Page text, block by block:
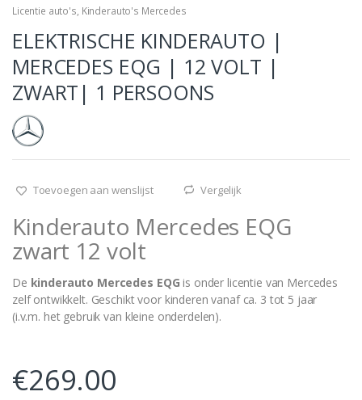
Licentie auto's, Kinderauto's Mercedes
ELEKTRISCHE KINDERAUTO |
MERCEDES EQG | 12 VOLT |
ZWART| 1 PERSOONS
Toevoegen aan wenslijst Vergelijk
Kinderauto Mercedes EQG
zwart 12 volt
De kinderauto Mercedes EQG is onder licentie van Mercedes
zelf ontwikkelt. Geschikt voor kinderen vanaf ca. 3 tot 5 jaar
(i.v.m. het gebruik van kleine onderdelen).
€269.00